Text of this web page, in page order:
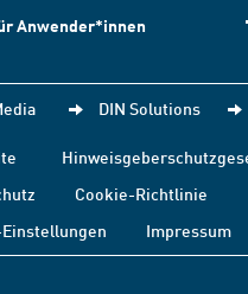
Anwender*innen
DIN Solutions
Cookie-Richtlinie
Impressum